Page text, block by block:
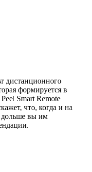
дистанционного
формируется в
Smart Remote
что, когда и на
дольше вы им